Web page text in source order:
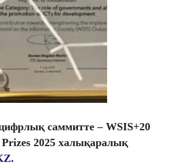
саммитте – WSIS+20
2025 халықаралық